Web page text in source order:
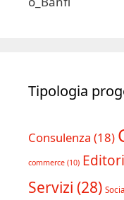
Tipologia
Consulenza (18)
commerce (10)
Servizi (28)